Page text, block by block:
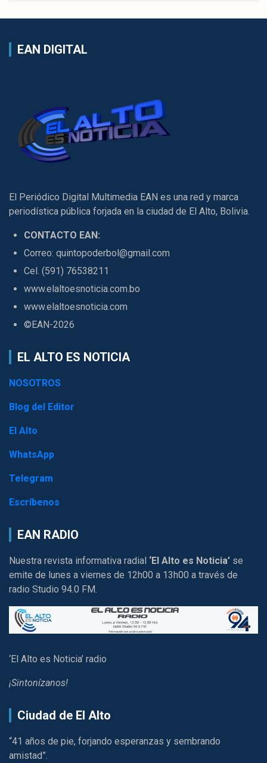
EAN DIGITAL
El Periódico Digital Multimedia EAN es una red y marca
periodística pública forjada en la ciudad de El Alto, Bolivia.
CONTACTO EAN:
Correo: quintopoderbol@gmail.com
Cel. (591) 76538211
www.elaltoesnoticia.com.bo
www.elaltoesnoticia.com
©EAN-2026
EL ALTO ES NOTICIA
NOSOTROS
Blog del Editor
El Alto
WhatsApp
Telegram
Escríbenos
EAN RADIO
Nuestra revista informativa radial ‘El Alto es Noticia’ se
emite de lunes a viernes de 12h00 a 13h00 a través de
radio Studio 94.0 FM.
‘El Alto es Noticia’ radio
¡Sintonízanos!
Ciudad de El Alto
“41 años de pie, forjando esperanzas y sembrando
amistad”.